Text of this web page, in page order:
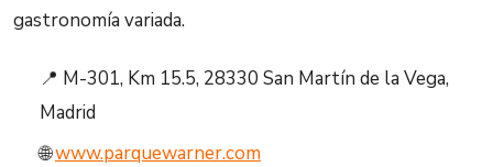
gastronomía variada.
📍 M-301, Km 15.5, 28330 San Martín de la Vega,
Madrid
🌐www.parquewarner.com